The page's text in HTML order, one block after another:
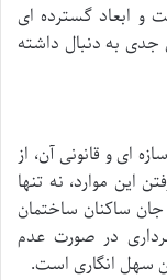
و ابعاد گسترده ای
جدی به دنبال داشته
ای و قانونی آن، از
این موارد، نه تنها
ساکنان ساختمان
در صورت عدم
سهل انگاری است.